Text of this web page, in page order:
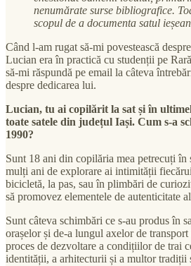
nenumărate surse bibliografice.
scopul de a documenta satul
Când l-am rugat să-mi povestească
Lucian era în practică cu studenții pe
să-mi răspundă pe email la câteva
despre dedicarea lui.
Lucian, tu ai copilărit la sat și în
toate satele din județul Iași. Cum s-a
1990?
Sunt 18 ani din copilăria mea petrecuți în
mulți ani de explorare ai intimității
bicicletă, la pas, sau în plimbări de
să promovez elementele de autenticitate
Sunt câteva schimbări ce s-au produs în
orașelor și de-a lungul axelor de
proces de dezvoltare a condițiilor de trai
identității, a arhitecturii și a multor tradiții